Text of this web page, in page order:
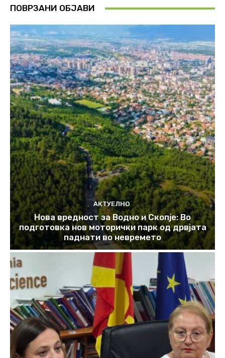
ПОВРЗАНИ ОБЈАВИ
АКТУЕЛНО
Нова вредност за Водно и Скопје: Во
подготовка нов моторички парк од дрвјата
паднати во невремето